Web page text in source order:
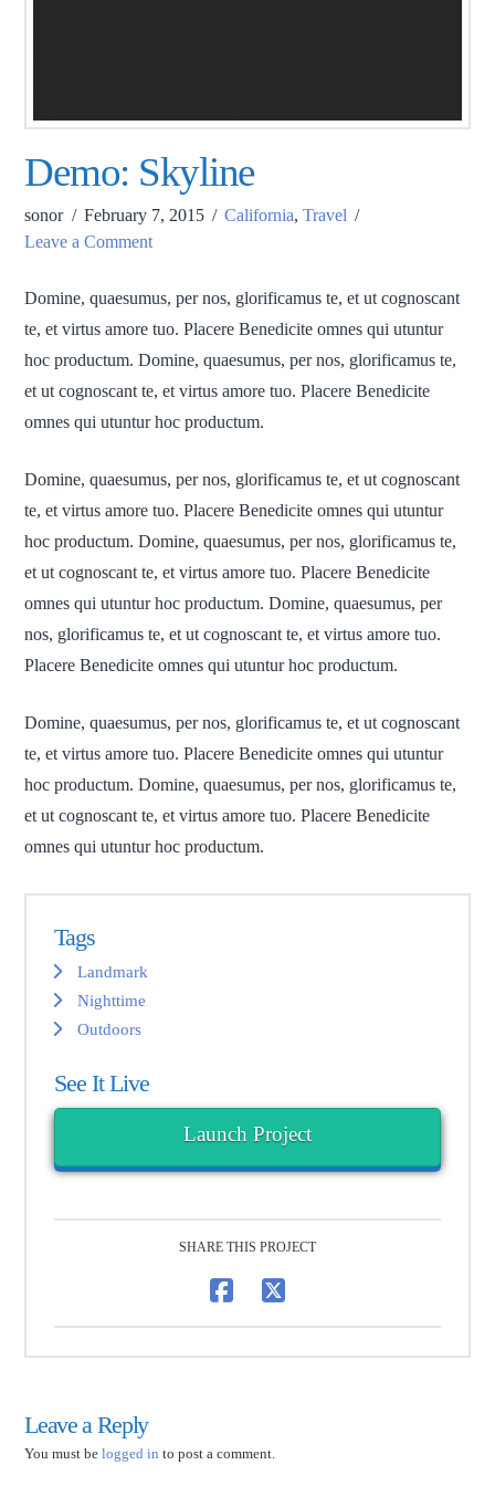
Demo: Skyline
sonor February 7, 2015 California,Travel
Leave a Comment
Domine, quaesumus, per nos, glorificamus te, et ut cognoscant
te, et virtus amore tuo. Placere Benedicite omnes qui utuntur
hoc productum. Domine, quaesumus, per nos, glorificamus te,
et ut cognoscant te, et virtus amore tuo. Placere Benedicite
omnes qui utuntur hoc productum.
Domine, quaesumus, per nos, glorificamus te, et ut cognoscant
te, et virtus amore tuo. Placere Benedicite omnes qui utuntur
hoc productum. Domine, quaesumus, per nos, glorificamus te,
et ut cognoscant te, et virtus amore tuo. Placere Benedicite
omnes qui utuntur hoc productum. Domine, quaesumus, per
nos, glorificamus te, et ut cognoscant te, et virtus amore tuo.
Placere Benedicite omnes qui utuntur hoc productum.
Domine, quaesumus, per nos, glorificamus te, et ut cognoscant
te, et virtus amore tuo. Placere Benedicite omnes qui utuntur
hoc productum. Domine, quaesumus, per nos, glorificamus te,
et ut cognoscant te, et virtus amore tuo. Placere Benedicite
omnes qui utuntur hoc productum.
Tags
Landmark
Nighttime
Outdoors
See It Live
Launch Project
SHARE THIS PROJECT
Leave a Reply
You must belogged in to post a comment.